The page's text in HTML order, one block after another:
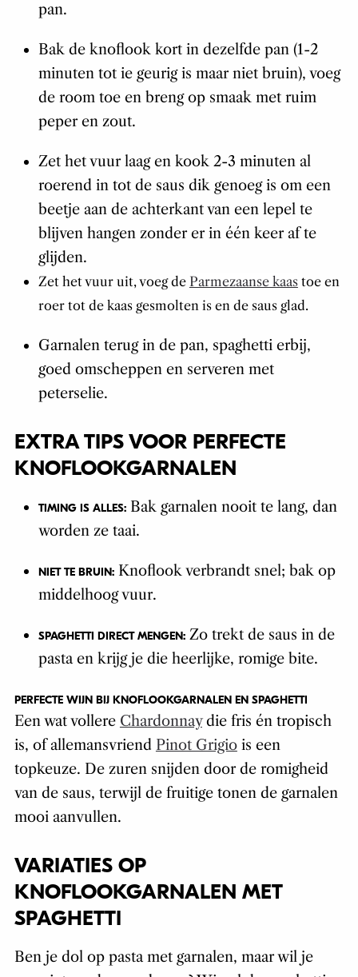
pan.
Bak de knoflook kort in dezelfde pan (1-2
minuten tot ie geurig is maar niet bruin), voeg
de room toe en breng op smaak met ruim
peper en zout.
Zet het vuur laag en kook 2-3 minuten al
roerend in tot de saus dik genoeg is om een
beetje aan de achterkant van een lepel te
blijven hangen zonder er in één keer af te
glijden.
Zet het vuur uit, voeg de Parmezaanse kaastoe en
roer tot de kaas gesmolten is en de saus glad.
Garnalen terug in de pan, spaghetti erbij,
goed omscheppen en serveren met
peterselie.
EXTRA TIPS VOOR PERFECTE
KNOFLOOKGARNALEN
TIMING IS ALLES:Bak garnalen nooit te lang, dan
worden ze taai.
NIET TE BRUIN:Knoflook verbrandt snel; bak op
middelhoog vuur.
SPAGHETTI DIRECT MENGEN:Zo trekt de saus in de
pasta en krijg je die heerlijke, romige bite.
PERFECTE WIJN BIJ KNOFLOOKGARNALEN EN SPAGHETTI
Een wat vollere Chardonnaydie fris én tropisch
is, of allemansvriend Pinot Grigiois een
topkeuze. De zuren snijden door de romigheid
van de saus, terwijl de fruitige tonen de garnalen
mooi aanvullen.
VARIATIES OP
KNOFLOOKGARNALEN MET
SPAGHETTI
Ben je dol op pasta met garnalen, maar wil je